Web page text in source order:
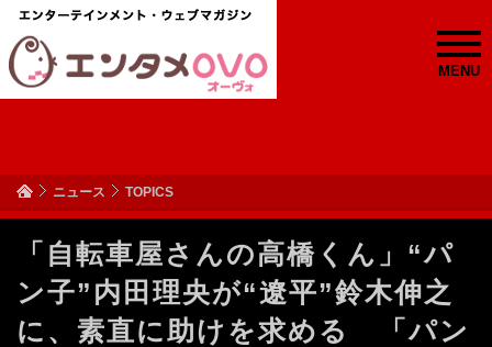
MENU
ニュース TOPICS
「自転車屋さんの高橋くん」“パ
ン子”内田理央が“遼平”鈴木伸之
に、素直に助けを求める 「パン